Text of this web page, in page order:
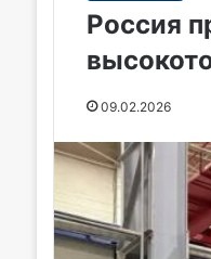
Россия
09.02.2026